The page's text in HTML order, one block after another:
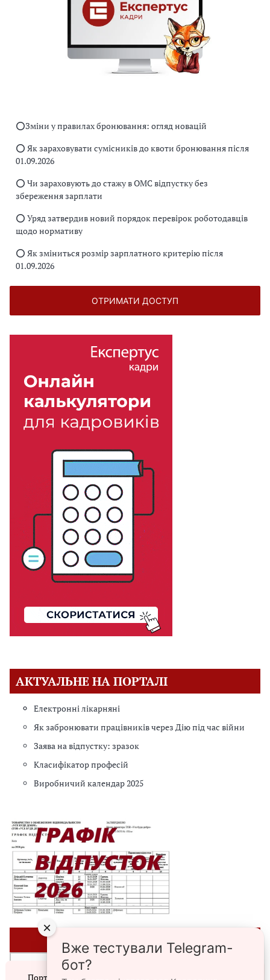
⭕️Зміни у правилах бронювання: огляд новацій
⭕️ Як зараховувати сумісників до квоти бронювання після
01.09.2026
⭕️ Чи зараховують до стажу в ОМС відпустку без
збереження зарплати
⭕️ Уряд затвердив новий порядок перевірок роботодавців
щодо нормативу
⭕️ Як зміниться розмір зарплатного критерію після
01.09.2026
ОТРИМАТИ ДОСТУП
АКТУАЛЬНЕ НА ПОРТАЛІ
Електронні лікарняні
Як забронювати працівників через Дію під час війни
Заява на відпустку: зразок
Класифікатор професій
Виробничий календар 2025
⭐ЗРАЗКИ⭐
►Списки персонального військового обліку призовників,
Портал prokadry.com.ua використовує файли cookie.
Вже тестували Telegram-
бот?
×